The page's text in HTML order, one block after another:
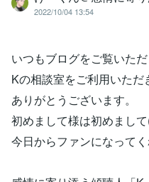
2022/10/04 13:54
いつもブログをご覧いただ
Kの相談室をご利用いただ
ありがとうございます。
初めまして様は初めまし
今日からファンになって